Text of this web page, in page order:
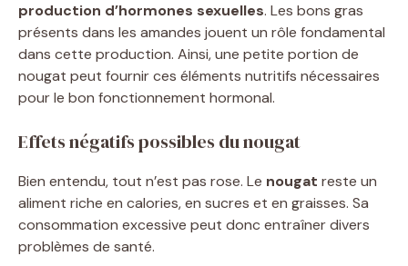
production d’hormones sexuelles. Les bons gras
présents dans les amandes jouent un rôle fondamental
dans cette production. Ainsi, une petite portion de
nougat peut fournir ces éléments nutritifs nécessaires
pour le bon fonctionnement hormonal.
Effets négatifs possibles du nougat
Bien entendu, tout n’est pas rose. Le nougat reste un
aliment riche en calories, en sucres et en graisses. Sa
consommation excessive peut donc entraîner divers
problèmes de santé.